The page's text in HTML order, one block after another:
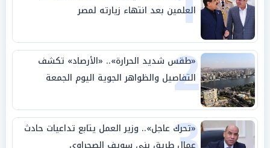
العلمين بعد انتهاء زيارته لمصر
2
«طقس شديد الحرارة».. «الأرصاد» تكشف
التفاصيل والظواهر الجوية اليوم الجمعة
«تحرك عاجل».. وزير العمل يتابع تداعيات حادث